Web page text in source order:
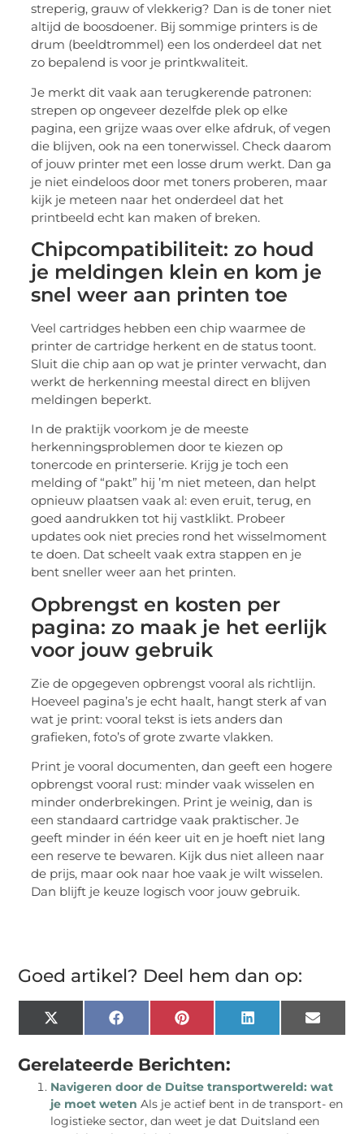
streperig, grauw of vlekkerig? Dan is de toner niet
altijd de boosdoener. Bij sommige printers is de
drum (beeldtrommel) een los onderdeel dat net
zo bepalend is voor je printkwaliteit.
Je merkt dit vaak aan terugkerende patronen:
strepen op ongeveer dezelfde plek op elke
pagina, een grijze waas over elke afdruk, of vegen
die blijven, ook na een tonerwissel. Check daarom
of jouw printer met een losse drum werkt. Dan ga
je niet eindeloos door met toners proberen, maar
kijk je meteen naar het onderdeel dat het
printbeeld echt kan maken of breken.
Chipcompatibiliteit: zo houd
je meldingen klein en kom je
snel weer aan printen toe
Veel cartridges hebben een chip waarmee de
printer de cartridge herkent en de status toont.
Sluit die chip aan op wat je printer verwacht, dan
werkt de herkenning meestal direct en blijven
meldingen beperkt.
In de praktijk voorkom je de meeste
herkenningsproblemen door te kiezen op
tonercode en printerserie. Krijg je toch een
melding of “pakt” hij ’m niet meteen, dan helpt
opnieuw plaatsen vaak al: even eruit, terug, en
goed aandrukken tot hij vastklikt. Probeer
updates ook niet precies rond het wisselmoment
te doen. Dat scheelt vaak extra stappen en je
bent sneller weer aan het printen.
Opbrengst en kosten per
pagina: zo maak je het eerlijk
voor jouw gebruik
Zie de opgegeven opbrengst vooral als richtlijn.
Hoeveel pagina’s je echt haalt, hangt sterk af van
wat je print: vooral tekst is iets anders dan
grafieken, foto’s of grote zwarte vlakken.
Print je vooral documenten, dan geeft een hogere
opbrengst vooral rust: minder vaak wisselen en
minder onderbrekingen. Print je weinig, dan is
een standaard cartridge vaak praktischer. Je
geeft minder in één keer uit en je hoeft niet lang
een reserve te bewaren. Kijk dus niet alleen naar
de prijs, maar ook naar hoe vaak je wilt wisselen.
Dan blijft je keuze logisch voor jouw gebruik.
Goed artikel? Deel hem dan op:
X
(Twitter)
FacebookPinterestLinkedInEmail
Gerelateerde Berichten:
Navigeren door de Duitse transportwereld: wat
je moet weten Als je actief bent in de transport- en
logistieke sector, dan weet je dat Duitsland een